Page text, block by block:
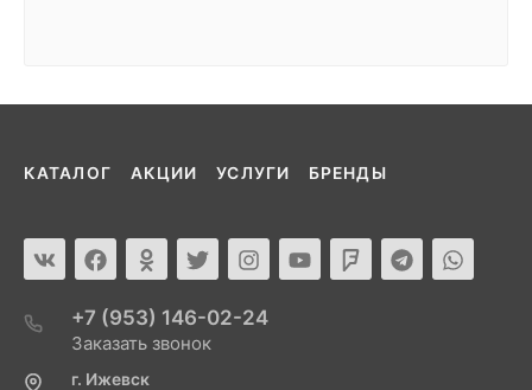
КАТАЛОГ АКЦИИ УСЛУГИ БРЕНДЫ
+7 (953) 146-02-24
Заказать звонок
г. Ижевск